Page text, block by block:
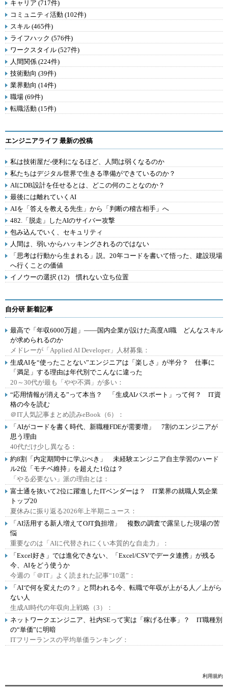
キャリア (717件)
コミュニティ活動 (102件)
スキル (465件)
ライフハック (576件)
ワークスタイル (527件)
人間関係 (224件)
技術動向 (39件)
業界動向 (14件)
職場 (69件)
転職活動 (15件)
エンジニアライフ 最新の投稿
私は技術屋だ-便利になるほど、人間は弱くなるのか
私たちはデジタル世界で生きる準備ができているのか？
AIにDB設計を任せるとは、どこの何のことなのか？
最後には離れていくAI
AIを「答えを教える先生」から「判断の稽古相手」へ
482.「脱走」したAIのサイバー攻撃
包み込んでいく、セキュリティ
人間は、弱いからハッキングされるのではない
「思考は行動から生まれる」説。20年コードを書いて悟った、建設現場
へ行くことの価値
イノウーの選択 (12) 慣れない立ち位置
自分研 新着記事
最高で「年収6000万超」――国内企業が設けた高度AI職 どんなスキル
が求められるのか
メドレーが「Applied AI Developer」人材募集：
生成AIを“使ったことない”エンジニアは「楽しさ」が半分？ 仕事に
「満足」する理由は年代別でこんなに違った
20～30代が最も「やや不満」が多い：
“応用情報が消える”って本当？ 「生成AIパスポート」って何？ IT資
格の今を読む
＠IT人気記事まとめ読みeBook（6）：
「AIがコードを書く時代、新職種FDEが需要増」 7割のエンジニアが
思う理由
40代だけ少し異なる：
約8割「内定期間中に学ぶべき」 未経験エンジニア自主学習のハード
ル2位「モチベ維持」を超えた1位は？
「やる必要ない」派の理由とは：
富士通を抜いて2位に躍進したITベンダーは？ IT業界の就職人気企業
トップ20
夏休みに振り返る2026年上半期ニュース：
「AI活用する新人増えてOJT負担増」 複数の調査で露呈した現場の苦
悩
重要なのは「AIに代替されにくい本質的な自走力」：
「Excel好き」では進化できない、「Excel/CSVでデータ連携」が残る
今、AIをどう使うか
今週の「＠IT」よく読まれた記事“10選”：
「AIで何を変えたの？」と問われる今、転職で年収が上がる人／上がら
ない人
生成AI時代の年収向上戦略（3）：
ネットワークエンジニア、社内SEって実は「稼げる仕事」？ IT職種別
の“単価”に明暗
ITフリーランスの平均単価ランキング：
利用規約